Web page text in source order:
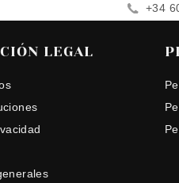
+34
LEGAL